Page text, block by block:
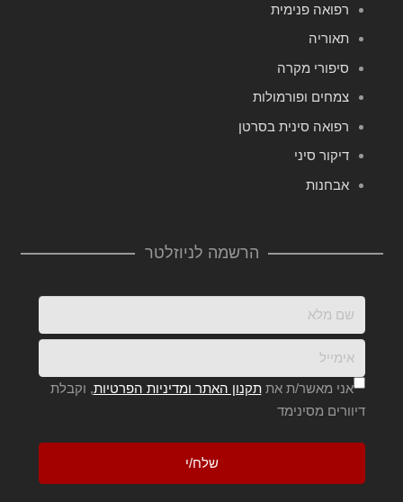
רפואה פנימית
תאוריה
סיפורי מקרה
צמחים ופורמולות
רפואה סינית בסרטן
דיקור סיני
אבחנות
הרשמה לניוזלטר
אני מאשר/ת אתתקנון האתר ומדיניות הפרטיות, וקבלת
דיוורים מסינימד